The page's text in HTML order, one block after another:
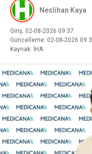
Neslihan Kaya
Giriş: 02-08-2026 09:37
Güncelleme: 02-08-2026
Kaynak: İHA